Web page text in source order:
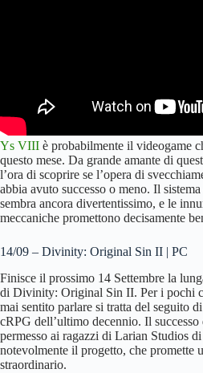
Ys VIII è probabilmente il videogame
questo mese. Da grande amante di
l’ora di scoprire se l’opera di
abbia avuto successo o meno. Il
sembra ancora divertentissimo, e le
meccaniche promettono decisamente
14/09 – Divinity: Original Sin II | PC
Finisce il prossimo 14 Settembre la
di Divinity: Original Sin II. Per i pochi
mai sentito parlare si tratta del seguito
cRPG dell’ultimo decennio. Il
permesso ai ragazzi di Larian Studios di
notevolmente il progetto, che promette
straordinario.